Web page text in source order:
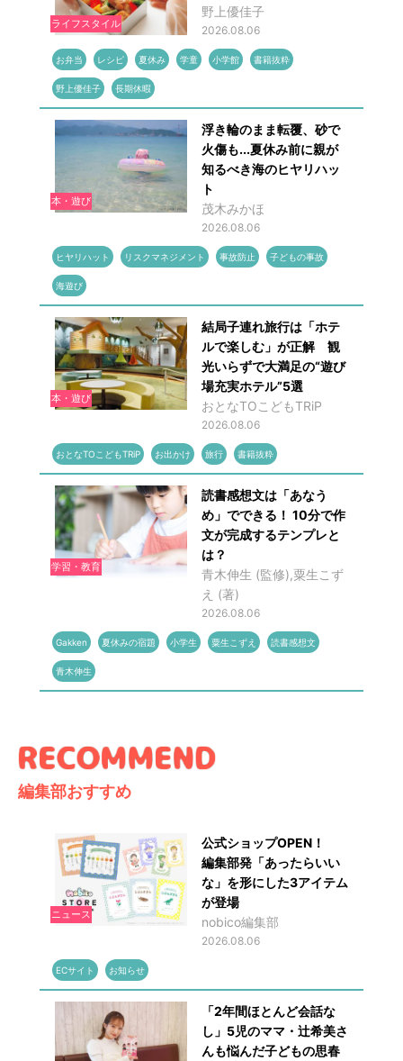
ライフスタイル
野上優佳子
2026.08.06
お弁当 レシピ 夏休み 学童 小学館 書籍抜粋
野上優佳子 長期休暇
本・遊び
浮き輪のまま転覆、砂で
火傷も...夏休み前に親が
知るべき海のヒヤリハッ
ト
茂木みかほ
2026.08.06
ヒヤリハット リスクマネジメント 事故防止 子どもの事故
海遊び
本・遊び
結局子連れ旅行は「ホテ
ルで楽しむ」が正解 観
光いらずで大満足の“遊び
場充実ホテル”5選
おとなTOこどもTRiP
2026.08.06
おとなTOこどもTRiP お出かけ 旅行 書籍抜粋
学習・教育
読書感想文は「あなう
め」でできる！ 10分で作
文が完成するテンプレと
は？
青木伸生 (監修),粟生こず
え (著)
2026.08.06
Gakken 夏休みの宿題 小学生 粟生こずえ 読書感想文
青木伸生
編集部おすすめ
ニュース
公式ショップOPEN！
編集部発「あったらいい
な」を形にした3アイテム
が登場
nobico編集部
2026.08.06
ECサイト お知らせ
「2年間ほとんど会話な
し」5児のママ・辻希美さ
んも悩んだ子どもの思春